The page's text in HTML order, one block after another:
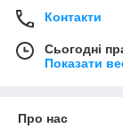
Контакти
Сьогодні
Показати
Про нас